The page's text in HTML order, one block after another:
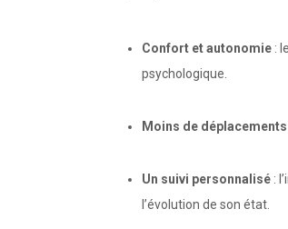
Confort et autonomie :
psychologique.
Moins de déplacements
Un suivi personnalisé :
l’évolution de son état.